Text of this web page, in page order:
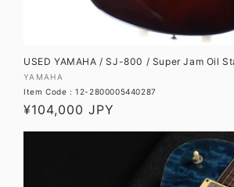
USED YAMAHA / SJ-800 / Super Jam Oil
販
売
元:
YAMAHA
Item Code : 12-2800005440287
通
¥104,000 JPY